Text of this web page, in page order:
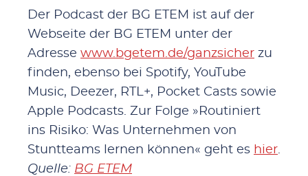
Der Podcast der BG ETEM ist auf der
Webseite der BG ETEM unter der
Adresse www.bgetem.de/ganzsicher zu
finden, ebenso bei Spotify, YouTube
Music, Deezer, RTL+, Pocket Casts sowie
Apple Podcasts. Zur Folge »Routiniert
ins Risiko: Was Unternehmen von
Stuntteams lernen können« geht es hier.
Quelle: BG ETEM